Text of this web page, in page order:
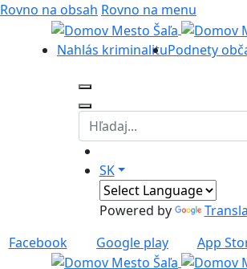
Rovno na obsah Rovno na menu
Nahlás kriminalituPodnety
SK
Powered by
Facebook
Google play App